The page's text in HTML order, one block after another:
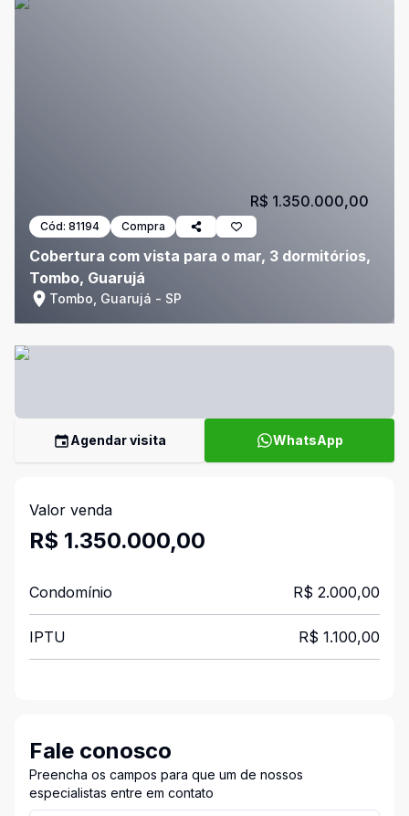
Cód: 81194 Compra
Cobertura com vista para o mar, 3 dormitórios,
Tombo, Guarujá
Tombo, Guarujá - SP
R$ 1.350.000,00
Agendar visita WhatsApp
Valor venda
R$ 1.350.000,00
Condomínio R$ 2.000,00
IPTU R$ 1.100,00
Fale conosco
Preencha os campos para que um de nossos
especialistas entre em contato